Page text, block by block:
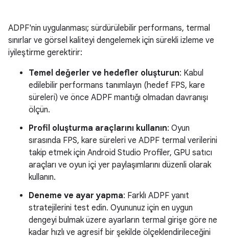
ADPF'nin uygulanması; sürdürülebilir performans, termal
sınırlar ve görsel kaliteyi dengelemek için sürekli izleme ve
iyileştirme gerektirir:
Temel değerler ve hedefler oluşturun: Kabul
edilebilir performans tanımlayın (hedef FPS, kare
süreleri) ve önce ADPF mantığı olmadan davranışı
ölçün.
Profil oluşturma araçlarını kullanın: Oyun
sırasında FPS, kare süreleri ve ADPF termal verilerini
takip etmek için Android Studio Profiler, GPU satıcı
araçları ve oyun içi yer paylaşımlarını düzenli olarak
kullanın.
Deneme ve ayar yapma: Farklı ADPF yanıt
stratejilerini test edin. Oyununuz için en uygun
dengeyi bulmak üzere ayarların termal girişe göre ne
kadar hızlı ve agresif bir şekilde ölçeklendirileceğini